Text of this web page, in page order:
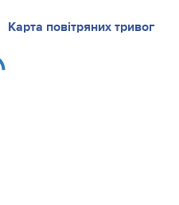
Карта повітряних тривог
Новини Iнтерв`ю Блоги